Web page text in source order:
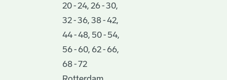
20 - 24, 26 - 30,
32 - 36, 38 - 42,
44 - 48, 50 - 54,
56 - 60, 62 - 66,
68 - 72